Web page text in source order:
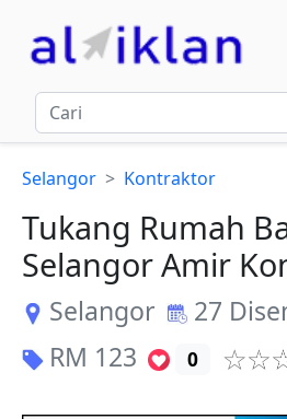
Selangor Kontraktor
Tukang Rumah
Selangor Amir
Selangor
27
RM 123 0